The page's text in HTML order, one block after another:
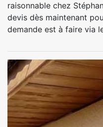
raisonnable chez
devis dès maintenant
demande est à faire via